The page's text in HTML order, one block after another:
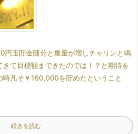
円玉貯金随分と重量が増しチャリンと鳴
きて目標額まできたのでは！？ と期待を
時凡そ￥160,000を貯めた ということ
続きを読む